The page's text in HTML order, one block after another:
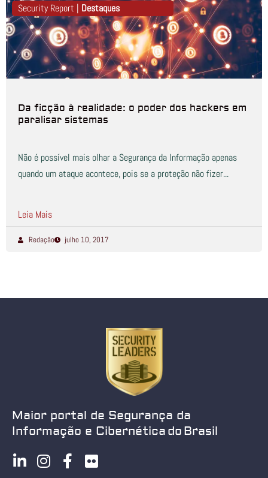
Security Report | Destaques
Da ficção à realidade: o poder dos hackers em
paralisar sistemas
Não é possível mais olhar a Segurança da Informação apenas
quando um ataque acontece, pois se a proteção não fizer...
Leia Mais
Redação julho 10, 2017
Maior portal de Segurança da
Informação e Cibernética do Brasil